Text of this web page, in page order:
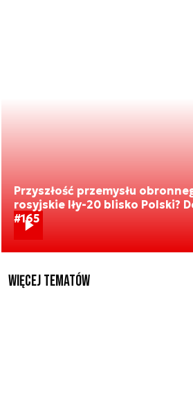
Przyszłość przemysłu
rosyjskie Iły-20 blisko Polski?
#165
Więcej tematów